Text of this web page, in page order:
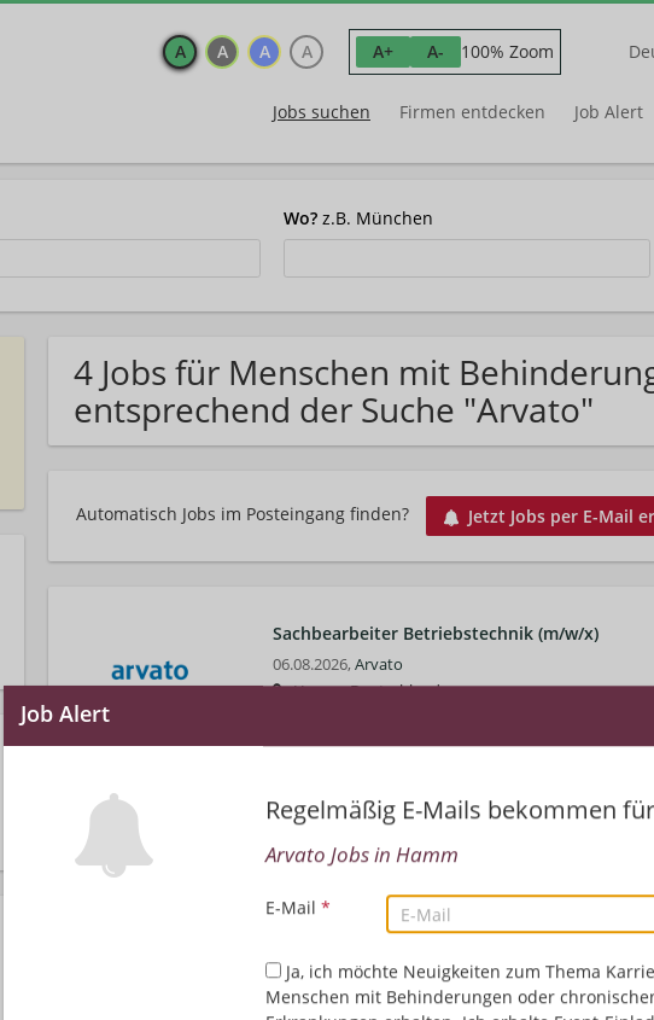
A A A A A+ A- 100% Zoom
Jobs suchen Firmen entdecken Job Alert
Wo? z.B. München
4 Jobs für Menschen mit
entsprechend der Suche "Arvato"
Automatisch Jobs im Posteingang finden? Jetzt Jobs per E-Mail
Regelmäßig E-Mails bekommen für
Arvato Jobs in Hamm
E-Mail *
Ja, ich möchte Neuigkeiten zum Thema
Menschen mit Behinderungen oder
Sachbearbeiter Betriebstechnik (m/w/x)
06.08.2026, Arvato
Hamm, Deutschland
Teamleiter Logistik (m/w/x)
06.08.2026,Arvato
Hamm, Deutschland
Einkauf/Logistik
Personalreferent (m/w/x) Logistik